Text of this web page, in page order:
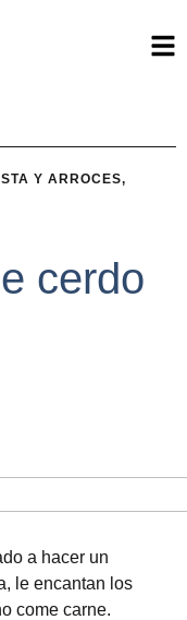
Y ARROCES,
cerdo
a hacer un
le encantan los
come carne.